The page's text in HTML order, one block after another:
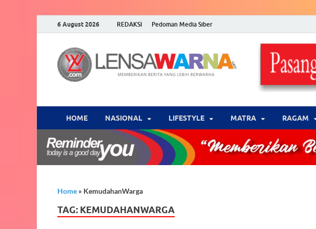
6 August 2026 REDAKSI Pedoman Media Siber
Memberikan Berita
HOME NASIONAL ‎LIFESTYLE MATRA ‎RAGAM
Home » KemudahanWarga
TAG: KEMUDAHANWARGA